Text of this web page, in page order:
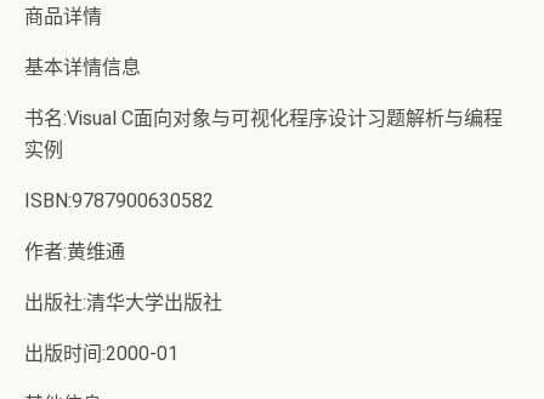
商品详情
基本详情信息
书名:Visual C面向对象与可视化程序设计习题解析与编程
实例
ISBN:9787900630582
作者:黄维通
出版社:清华大学出版社
出版时间:2000-01